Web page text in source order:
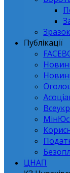
Публікації
ЦНАП